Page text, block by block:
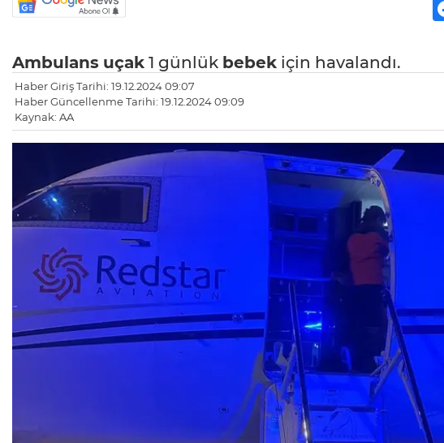
Ambulans uçak 1 günlük bebek için havalandı.
Haber Giriş Tarihi: 19.12.2024 09:07
Haber Güncellenme Tarihi: 19.12.2024 09:09
Kaynak: AA